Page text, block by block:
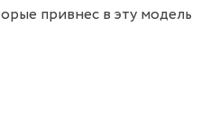
привнес в эту модель